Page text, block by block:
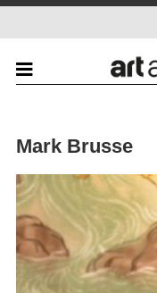
Mark Brusse